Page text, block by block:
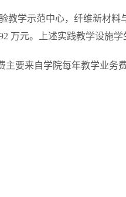
教学示范中心，纤维新材料
万元。上述实践教学设施学
要来自学院每年教学业务